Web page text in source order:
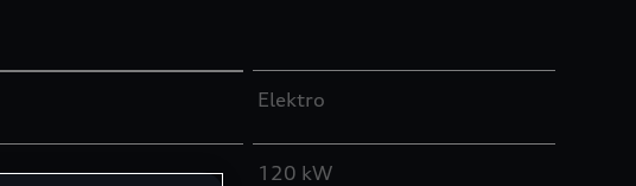
Elektro
120 kW